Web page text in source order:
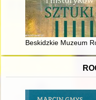
Beskidzkie Muzeum